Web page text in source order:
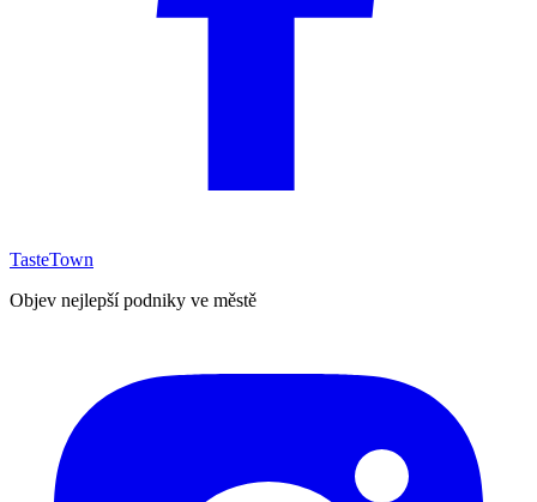
TasteTown
Objev nejlepší podniky ve městě